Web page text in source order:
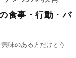
食事・行動・バ
味のある方だけどう